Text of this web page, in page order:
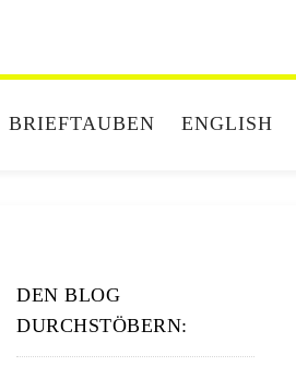
BRIEFTAUBEN ENGLISH
DEN BLOG
DURCHSTÖBERN: